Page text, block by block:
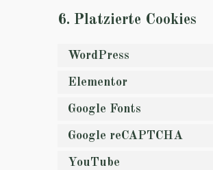
6. Platzierte Cookies
WordPress
Elementor
Google Fonts
Google reCAPTCHA
YouTube